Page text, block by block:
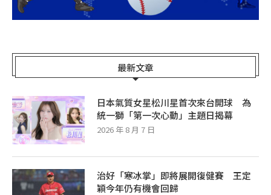
最新文章
日本氣質女星松川星首次來台開球 為
統一獅「第一次心動」主題日揭幕
2026 年 8 月 7 日
治好「寒冰掌」即將展開復健賽 王定
穎今年仍有機會回歸